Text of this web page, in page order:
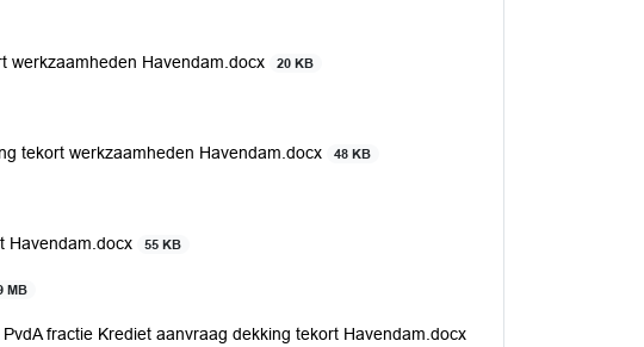
werkzaamheden Havendam.docx
20 KB
tekort werkzaamheden Havendam.docx 48 KB
Havendam.docx 55 KB
MB
fractie Krediet aanvraag dekking tekort Havendam.docx